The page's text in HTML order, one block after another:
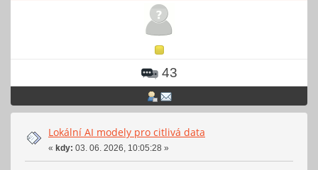
43
Lokální AI modely pro citlivá data
« kdy: 03. 06. 2026, 10:05:28 »